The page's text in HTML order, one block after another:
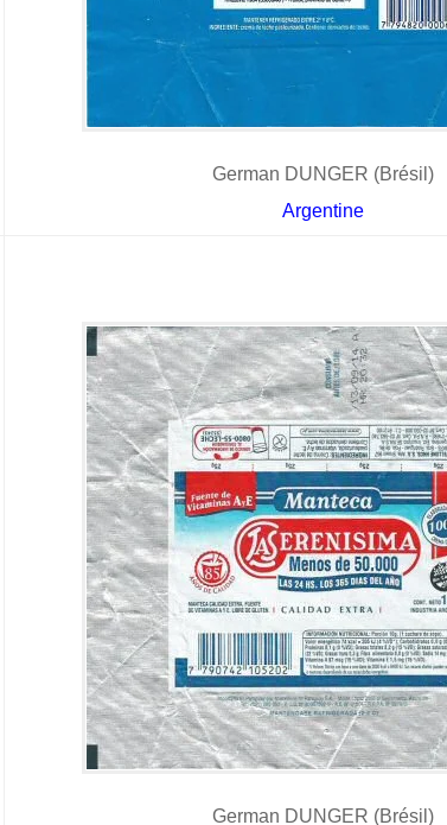
German DUNGER (Brésil)
Argentine
German DUNGER (Brésil)